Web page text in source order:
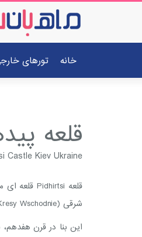
خانه تورهای
قلعه
Castle Kiev Ukraine
شرقی (Kresy Wschodnie) لیتوانیایی لهستان سابق و مشترک المنافع محسوب می شود.